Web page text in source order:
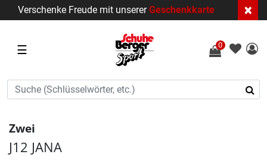
Verschenke Freude mit unsererGeschenkkarte ×
☰ 0
Zwei
J12 JANA